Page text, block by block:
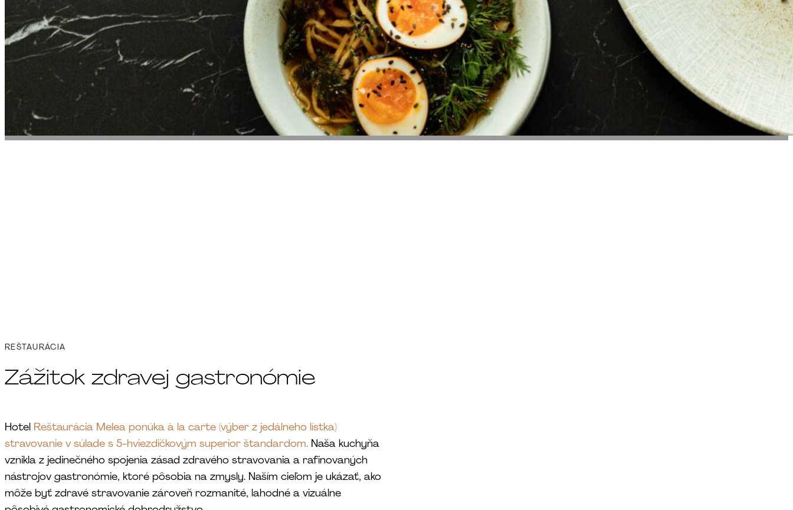
Zážitok zdravej gastronómie
REŠTAURÁCIA
Hotel Reštaurácia Melea ponúka à la carte (výber z jedálneho lístka)
stravovanie v súlade s 5-hviezdičkovým superior štandardom. Naša kuchyňa
vznikla z jedinečného spojenia zásad zdravého stravovania a rafinovaných
nástrojov gastronómie, ktoré pôsobia na zmysly. Naším cieľom je ukázať, ako
môže byť zdravé stravovanie zároveň rozmanité, lahodné a vizuálne